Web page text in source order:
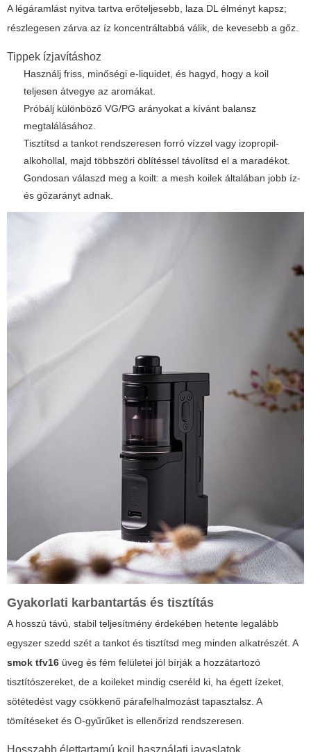
A légáramlást nyitva tartva erőteljesebb, laza DL élményt kapsz;
részlegesen zárva az íz koncentráltabbá válik, de kevesebb a gőz.
Tippek ízjavításhoz
Használj friss, minőségi e-liquidet, és hagyd, hogy a koil
teljesen átvegye az aromákat.
Próbálj különböző VG/PG arányokat a kívánt balansz
megtalálásához.
Tisztítsd a tankot rendszeresen forró vízzel vagy izopropil-
alkohollal, majd többszöri öblítéssel távolítsd el a maradékot.
Gondosan válaszd meg a koilt: a mesh koilek általában jobb íz-
és gőzarányt adnak.
Gyakorlati karbantartás és tisztítás
A hosszú távú, stabil teljesítmény érdekében hetente legalább
egyszer szedd szét a tankot és tisztítsd meg minden alkatrészét. A
smok tfv16 üveg és fém felületei jól bírják a hozzátartozó
tisztítószereket, de a koileket mindig cseréld ki, ha égett ízeket,
sötétedést vagy csökkenő párafelhalmozást tapasztalsz. A
tömítéseket és O-gyűrűket is ellenőrizd rendszeresen.